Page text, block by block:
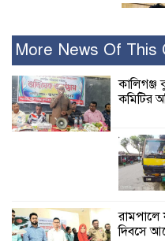
পাঁচ
মিলল
More News Of This
কালিগঞ্জ
কমিটির
রামপালে
দিবসে